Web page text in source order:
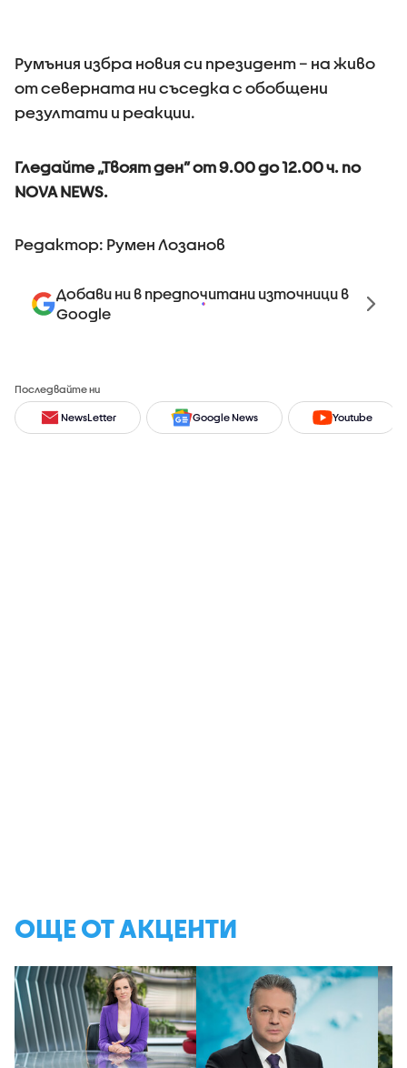
Румъния избра новия си президент – на живо
от северната ни съседка с обобщени
резултати и реакции.
Гледайте „Твоят ден” от 9.00 до 12.00 ч. по
NOVA NEWS.
Редактор: Румен Лозанов
Добави ни в предпочитани източници в
Google
Последвайте ни
NewsLetter Google News Youtube
ОЩЕ ОТ АКЦЕНТИ